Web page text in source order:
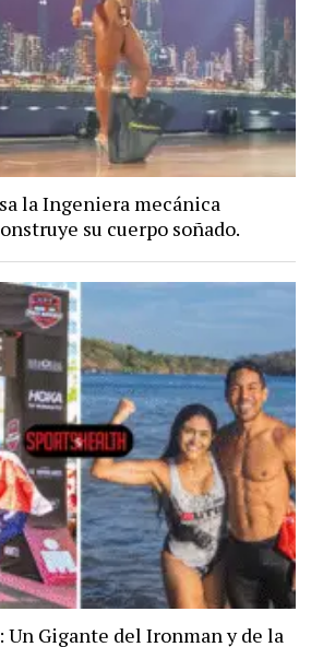
la Ingeniera mecánica
su cuerpo soñado.
Un Gigante del Ironman y de la